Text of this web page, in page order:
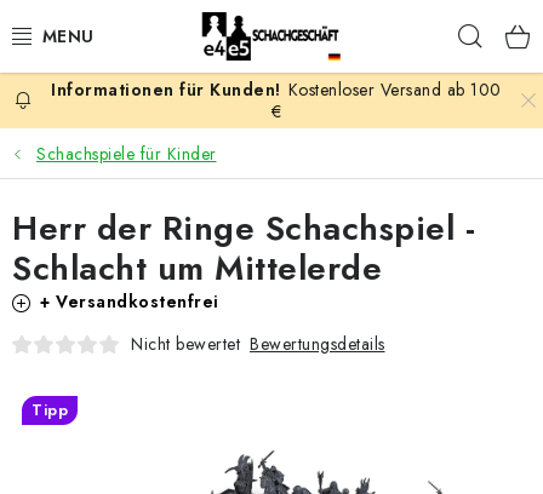
Inhalt
AKTION
SCHACHSPIELE
SCHACHFIGUREN
SCHACHBRETTER
SCHACHUHREN
SCHACHBÜCHER
SCHACH-ANTIQUITÄTENLADEN
Kostenloser Versand ab 100
€
Schachspiele für Kinder
Herr der Ringe Schachspiel -
Schlacht um Mittelerde
+ Versandkostenfrei
Nicht bewertet Bewertungsdetails
Tipp